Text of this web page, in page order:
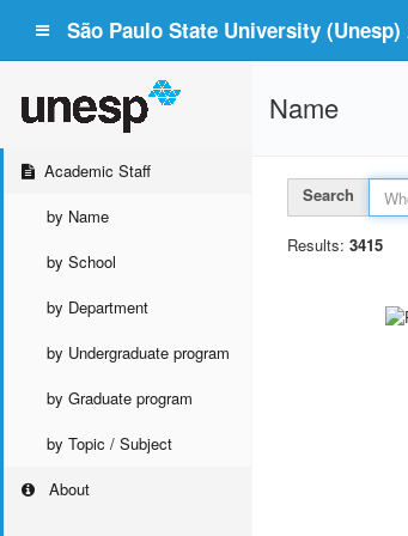
São Paulo State University
Academic Staff
by Name
by School
by Department
by Undergraduate program
by Graduate program
by Topic / Subject
About
Name
Search
Results: 3415